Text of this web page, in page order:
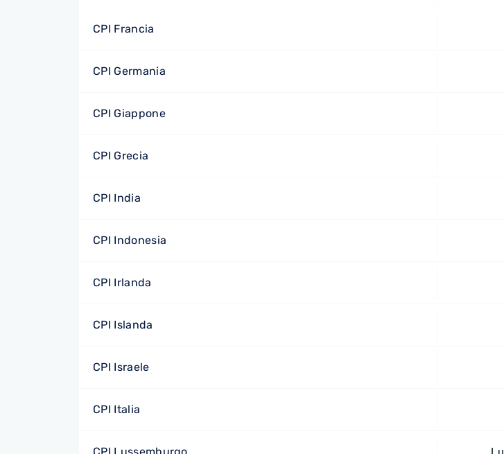
CPI Francia
CPI Germania
CPI Giappone
CPI Grecia
CPI India
CPI Indonesia
CPI Irlanda
CPI Islanda
CPI Israele
CPI Italia